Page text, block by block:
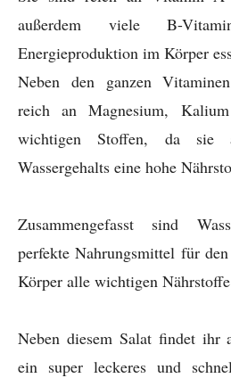
außerdem viele B-
Energieproduktion im Körper
Neben den ganzen
reich an Magnesium,
wichtigen Stoffen, da sie
Wassergehalts eine hohe
Zusammengefasst sind
perfekte Nahrungsmittel für
Körper alle wichtigen
Neben diesem Salat findet ihr
ein super leckeres und